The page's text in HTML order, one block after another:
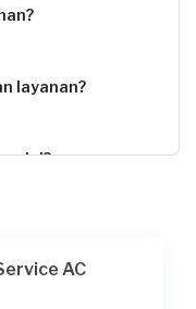
layanan?
ini?
+ Rp3.700 (biaya
AC